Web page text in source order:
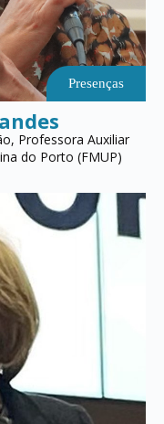
Presenças
Professora Auxiliar
do Porto (FMUP)